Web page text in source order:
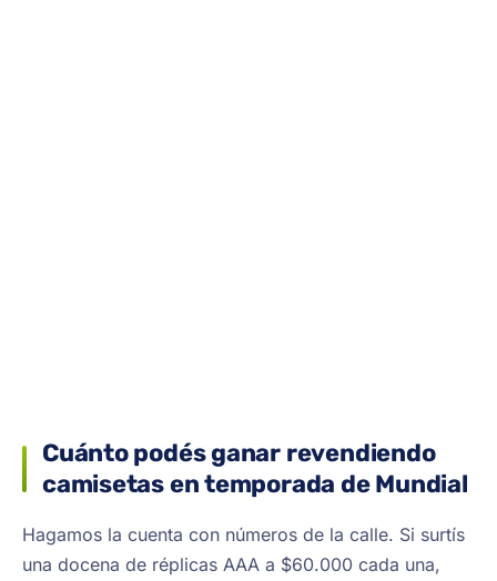
Cuánto podés ganar revendiendo
camisetas en temporada de Mundial
Hagamos la cuenta con números de la calle. Si surtís
una docena de réplicas AAA a $60.000 cada una,